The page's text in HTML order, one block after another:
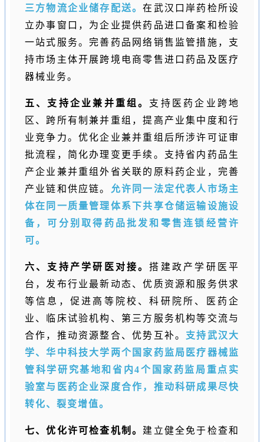
三方物流企业储存配送。在武汉口岸药检所设
立办事窗口，为企业提供药品进口备案和检验
一站式服务。完善药品网络销售监管措施，支
持市场主体开展跨境电商零售进口药品及医疗
器械业务。
五、支持企业兼并重组。 支持医药企业跨地
区、跨所有制兼并重组，提高产业集中度和行
业竞争力。优化企业兼并重组后所涉许可证审
批流程，简化办理变更手续。支持省内药品生
产企业兼并重组外省关联的原料药企业，完善
产业链和供应链。 允许同一法定代表人市场主
体在同一质量管理体系下共享仓储运输设施设
备，可分别取得药品批发和零售连锁经营许
可。
六、支持产学研医对接。搭建政产学研医平
台，发布行业最新动态、优质资源和服务供求
等信息，促进高等院校、科研院所、医药企
业、临床试验机构、第三方服务机构等交流与
合作，推动资源整合、优势互补。 支持武汉大
学、华中科技大学两个国家药监局医疗器械监
管科学研究基地和省内4个国家药监局重点实
验室与医药企业深度合作，推动科研成果尽快
转化、裂变增值。
七、优化许可检查机制。 建立健全免于检查和